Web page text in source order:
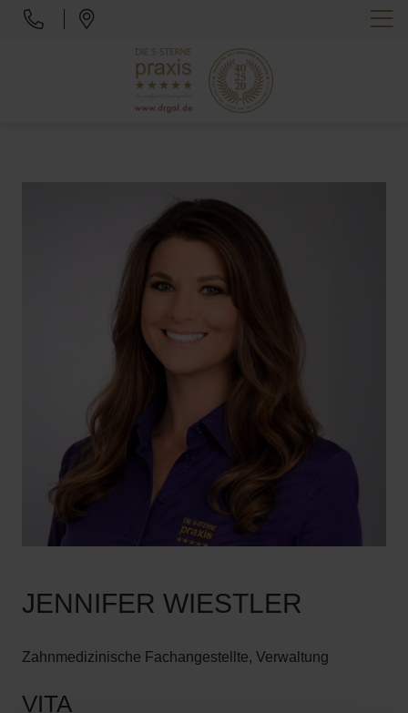
JENNIFER WIESTLER
Zahnmedizinische Fachangestellte, Verwaltung
VITA